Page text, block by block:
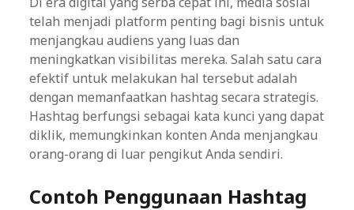
telah menjadi platform penting bagi bisnis untuk
menjangkau audiens yang luas dan
meningkatkan visibilitas mereka. Salah satu cara
efektif untuk melakukan hal tersebut adalah
dengan memanfaatkan hashtag secara strategis.
Hashtag berfungsi sebagai kata kunci yang dapat
diklik, memungkinkan konten Anda menjangkau
orang-orang di luar pengikut Anda sendiri.
Contoh Penggunaan Hashtag